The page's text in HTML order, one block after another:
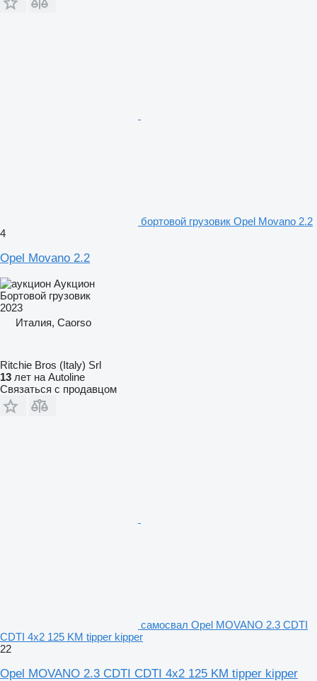
бортовой грузовик Opel Movano 2.2
4
Opel Movano 2.2
Аукцион
Бортовой грузовик
2023
Италия, Caorso
Ritchie Bros (Italy) Srl
13 лет на Autoline
Связаться с продавцом
самосвал Opel MOVANO 2.3 CDTI
CDTI 4x2 125 KM tipper kipper
22
Opel MOVANO 2.3 CDTI CDTI 4x2 125 KM tipper kipper